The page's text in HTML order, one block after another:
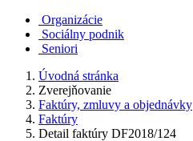
Organizácie
Sociálny podnik
Seniori
Úvodná stránka
Zverejňovanie
Faktúry, zmluvy a objednávky
Faktúry
Detail faktúry DF2018/124